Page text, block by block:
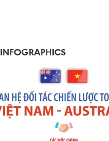
INFOGRAPHICS